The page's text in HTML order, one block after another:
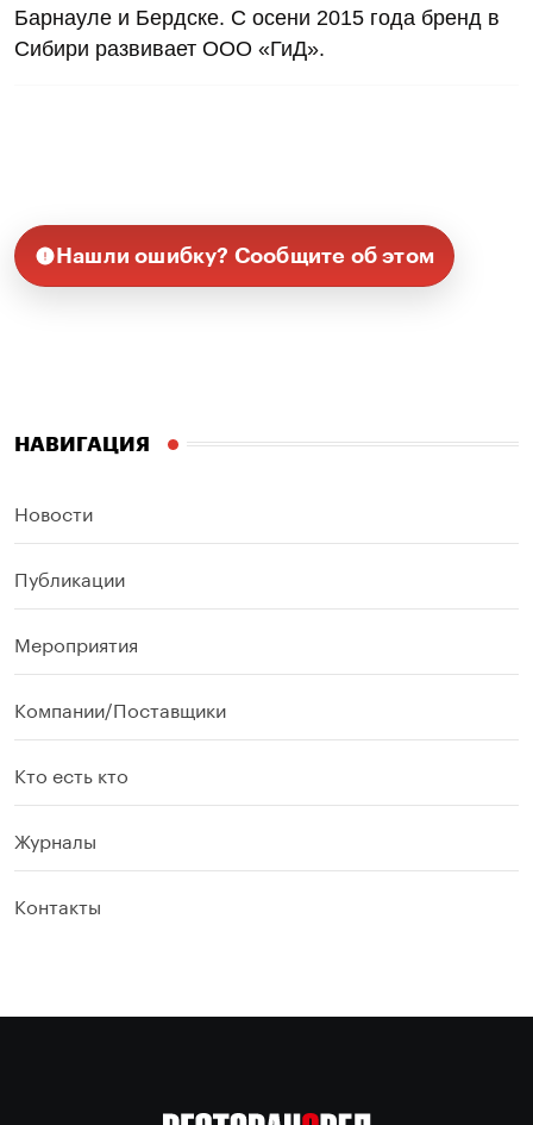
Барнауле и Бердске. С осени 2015 года бренд в
Сибири развивает ООО «ГиД».
Нашли ошибку? Сообщите об этом
НАВИГАЦИЯ
Новости
Публикации
Мероприятия
Компании/Поставщики
Кто есть кто
Журналы
Контакты